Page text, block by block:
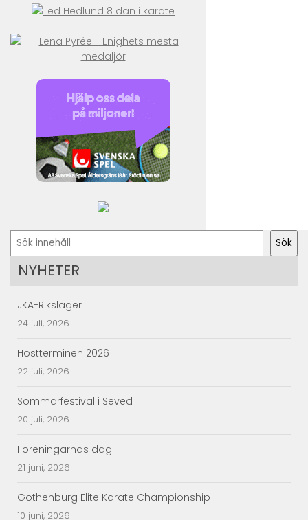
Sök Sök
NYHETER
JKA-Riksläger
24 juli, 2026
Höstterminen 2026
22 juli, 2026
Sommarfestival i Seved
20 juli, 2026
Föreningarnas dag
21 juni, 2026
Gothenburg Elite Karate Championship
10 juni, 2026